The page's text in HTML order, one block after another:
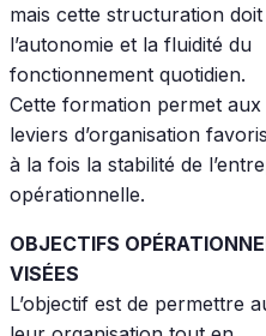
mais cette structuration
l’autonomie et la fluidité du
fonctionnement quotidien.
Cette formation permet aux
leviers d’organisation
à la fois la stabilité de
opérationnelle.
OBJECTIFS
VISÉES
L’objectif est de permettre